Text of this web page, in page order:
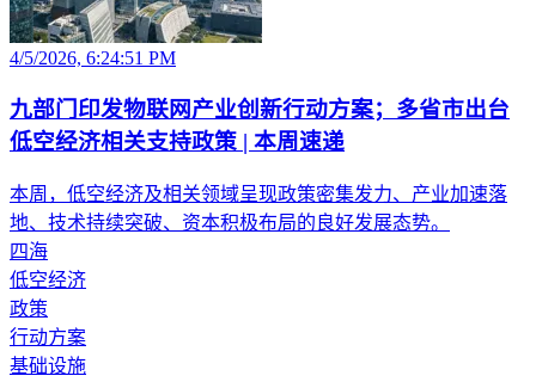
4/5/2026, 6:24:51 PM
九部门印发物联网产业创新行动方案；多省市出台
低空经济相关支持政策 | 本周速递
本周，低空经济及相关领域呈现政策密集发力、产业加速落
地、技术持续突破、资本积极布局的良好发展态势。
四海
低空经济
政策
行动方案
基础设施